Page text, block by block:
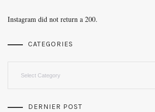
Instagram did not return a 200.
CATEGORIES
DERNIER POST